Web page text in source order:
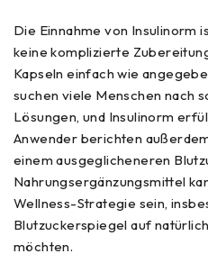
Die Einnahme von Insulinorm
keine komplizierte
Kapseln einfach wie
suchen viele Menschen nach
Lösungen, und Insulinorm
Anwender berichten
einem ausgeglicheneren
Nahrungsergänzungsmittel
Wellness-Strategie sein,
Blutzuckerspiegel auf
möchten.